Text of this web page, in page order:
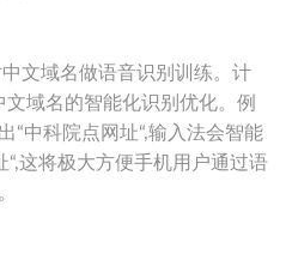
文域名做语音识别训练。计
域名的智能化识别优化。例
“中科院点网址“,输入法会智能
这将极大方便手机用户通过语